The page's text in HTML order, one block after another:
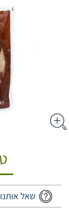
שאל